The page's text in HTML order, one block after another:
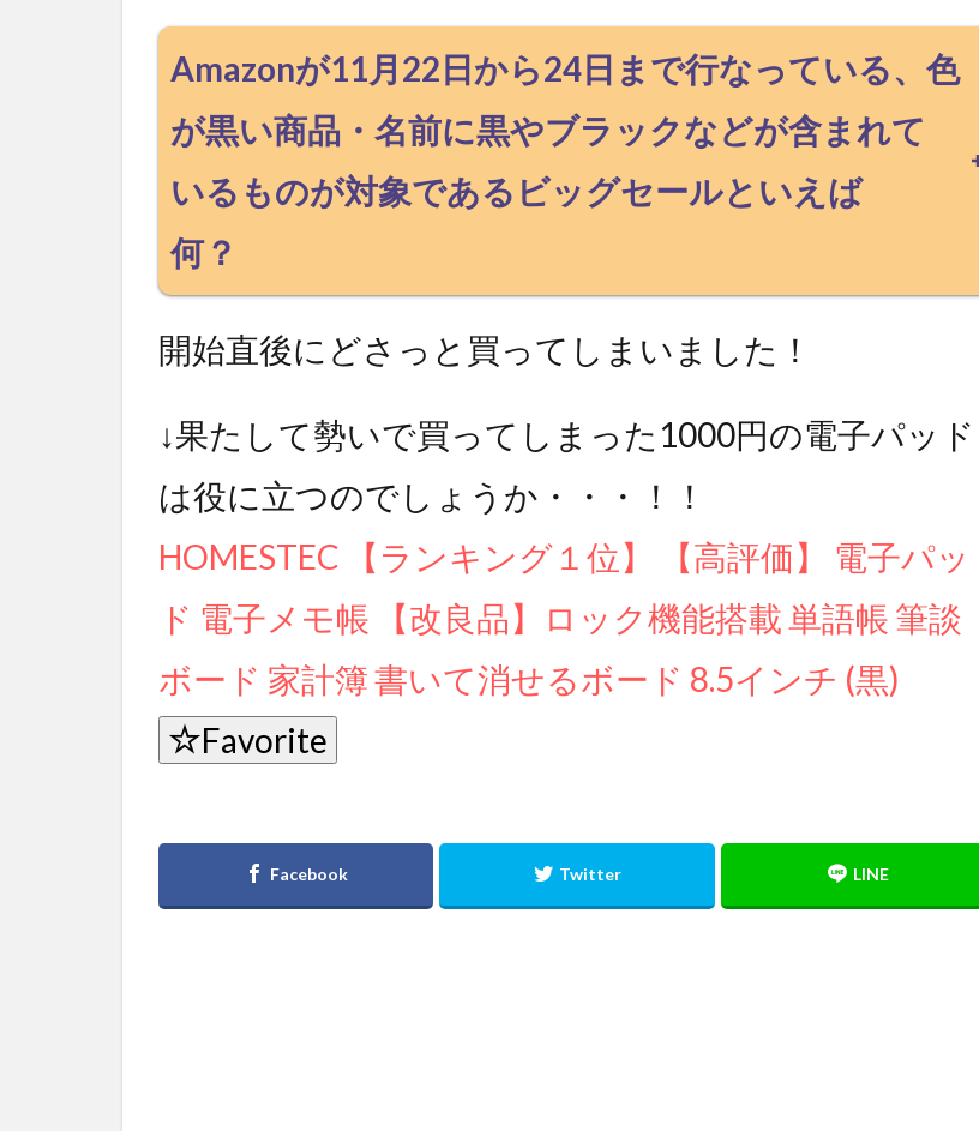
Amazonが11月22日から24日まで行なっている、色
が黒い商品・名前に黒やブラックなどが含まれて
いるものが対象であるビッグセールといえば
何？
開始直後にどさっと買ってしまいました！
↓果たして勢いで買ってしまった1000円の電子パッド
は役に立つのでしょうか・・・！！
HOMESTEC 【ランキング１位】 【高評価】 電子パッ
ド 電子メモ帳 【改良品】ロック機能搭載 単語帳 筆談
ボード 家計簿 書いて消せるボード 8.5インチ (黒)
Favorite